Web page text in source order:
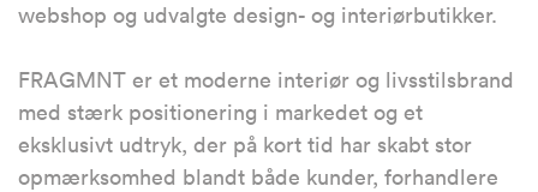
webshop og udvalgte design- og interiørbutikker.
FRAGMNT er et moderne interiør og livsstilsbrand
med stærk positionering i markedet og et
eksklusivt udtryk, der på kort tid har skabt stor
opmærksomhed blandt både kunder, forhandlere